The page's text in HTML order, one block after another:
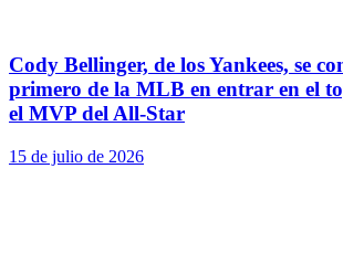
Cody Bellinger, de los Yankees, se
primero de la MLB en entrar en el
el MVP del All-Star
15 de julio de 2026